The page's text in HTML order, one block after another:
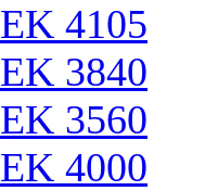
EK 4105
EK 3840
EK 3560
EK 4000